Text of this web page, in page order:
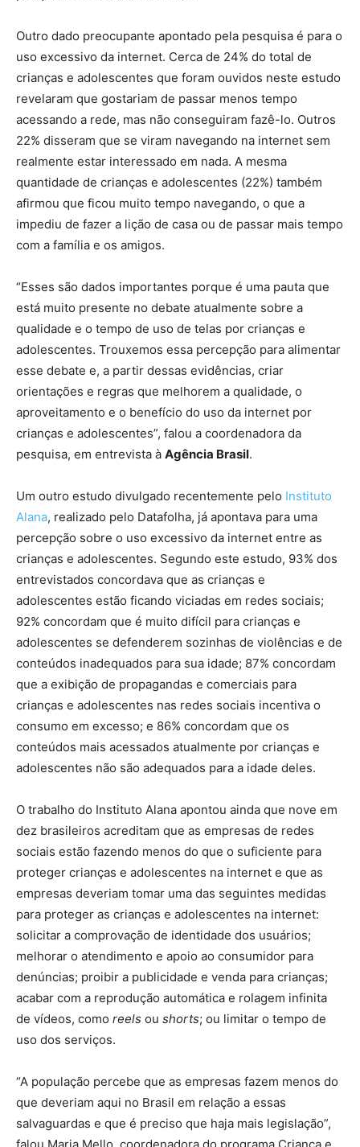
Outro dado preocupante apontado pela pesquisa é para o
uso excessivo da internet. Cerca de 24% do total de
crianças e adolescentes que foram ouvidos neste estudo
revelaram que gostariam de passar menos tempo
acessando a rede, mas não conseguiram fazê-lo. Outros
22% disseram que se viram navegando na internet sem
realmente estar interessado em nada. A mesma
quantidade de crianças e adolescentes (22%) também
afirmou que ficou muito tempo navegando, o que a
impediu de fazer a lição de casa ou de passar mais tempo
com a família e os amigos.
“Esses são dados importantes porque é uma pauta que
está muito presente no debate atualmente sobre a
qualidade e o tempo de uso de telas por crianças e
adolescentes. Trouxemos essa percepção para alimentar
esse debate e, a partir dessas evidências, criar
orientações e regras que melhorem a qualidade, o
aproveitamento e o benefício do uso da internet por
crianças e adolescentes”, falou a coordenadora da
pesquisa, em entrevista à Agência Brasil.
Um outro estudo divulgado recentemente pelo Instituto
Alana, realizado pelo Datafolha, já apontava para uma
percepção sobre o uso excessivo da internet entre as
crianças e adolescentes. Segundo este estudo, 93% dos
entrevistados concordava que as crianças e
adolescentes estão ficando viciadas em redes sociais;
92% concordam que é muito difícil para crianças e
adolescentes se defenderem sozinhas de violências e de
conteúdos inadequados para sua idade; 87% concordam
que a exibição de propagandas e comerciais para
crianças e adolescentes nas redes sociais incentiva o
consumo em excesso; e 86% concordam que os
conteúdos mais acessados atualmente por crianças e
adolescentes não são adequados para a idade deles.
O trabalho do Instituto Alana apontou ainda que nove em
dez brasileiros acreditam que as empresas de redes
sociais estão fazendo menos do que o suficiente para
proteger crianças e adolescentes na internet e que as
empresas deveriam tomar uma das seguintes medidas
para proteger as crianças e adolescentes na internet:
solicitar a comprovação de identidade dos usuários;
melhorar o atendimento e apoio ao consumidor para
denúncias; proibir a publicidade e venda para crianças;
acabar com a reprodução automática e rolagem infinita
de vídeos, como reels ou shorts; ou limitar o tempo de
uso dos serviços.
“A população percebe que as empresas fazem menos do
que deveriam aqui no Brasil em relação a essas
salvaguardas e que é preciso que haja mais legislação”,